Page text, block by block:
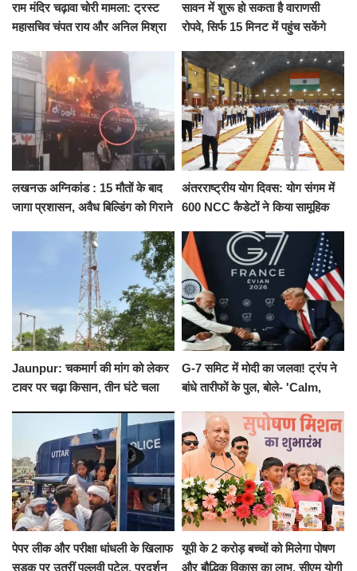
राम मंदिर चढ़ावा चोरी मामला: ट्रस्ट
महासचिव चंपत राय और अनिल मिश्रा
को नहीं...
सावन में शुरू हो सकता है वाराणसी
रोपवे, सिर्फ 15 मिनट में पहुंच सकेंगे
किराया
लखनऊ अग्निकांड : 15 मौतों के बाद
जागा प्रशासन, अवैध बिल्डिंग को गिराने
अंतरराष्ट्रीय योग दिवस: योग संगम में
600 NCC कैडेटों ने किया सामूहिक
संकल्प
Jaunpur: चकमार्ग की मांग को लेकर
टावर पर चढ़ा किसान, तीन घंटे चला
G-7 समिट में मोदी का जलवा! ट्रंप ने
बांधे तारीफों के पुल, बोले- 'Calm,
पेपर लीक और परीक्षा धांधली के खिलाफ
सड़क पर उतरीं पल्लवी पटेल, प्रदर्शन
यूपी के 2 करोड़ बच्चों को मिलेगा पोषण
और बौद्धिक विकास का लाभ, सीएम योगी